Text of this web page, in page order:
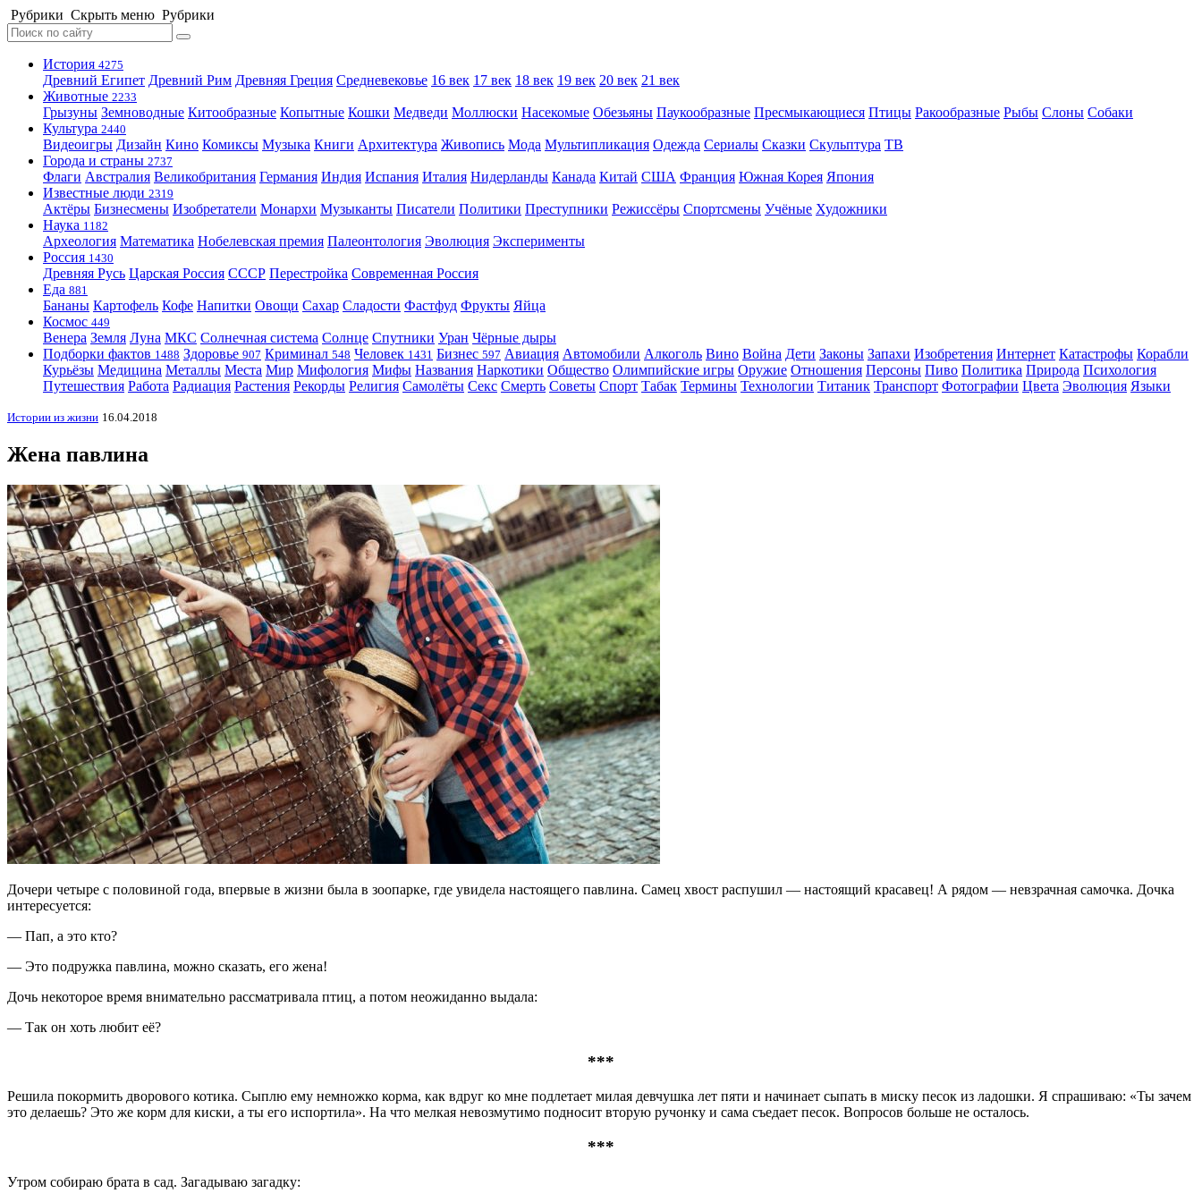
Рубрики Скрыть меню Рубрики
История 4275
Древний Египет Древний Рим Древняя Греция Средневековье 16 век 17 век 18 век 19 век 20 век 21 век
Животные 2233
Грызуны Земноводные Китообразные Копытные Кошки Медведи Моллюски Насекомые Обезьяны Паукообразные Пресмыкающиеся Птицы Ракообразные Рыбы Слоны Собаки
Культура 2440
Видеоигры Дизайн Кино Комиксы Музыка Книги Архитектура Живопись Мода Мультипликация Одежда Сериалы Сказки Скульптура ТВ
Города и страны 2737
Флаги Австралия Великобритания Германия Индия Испания Италия Нидерланды Канада Китай США Франция Южная Корея Япония
Известные люди 2319
Актёры Бизнесмены Изобретатели Монархи Музыканты Писатели Политики Преступники Режиссёры Спортсмены Учёные Художники
Наука 1182
Археология Математика Нобелевская премия Палеонтология Эволюция Эксперименты
Россия 1430
Древняя Русь Царская Россия СССР Перестройка Современная Россия
Еда 881
Бананы Картофель Кофе Напитки Овощи Сахар Сладости Фастфуд Фрукты Яйца
Космос 449
Венера Земля Луна МКС Солнечная система Солнце Спутники Уран Чёрные дыры
Подборки фактов 1488 Здоровье 907 Криминал 548 Человек 1431 Бизнес 597 Авиация Автомобили Алкоголь Вино Война Дети Законы Запахи Изобретения Интернет Катастрофы Корабли
Курьёзы Медицина Металлы Места Мир Мифология Мифы Названия Наркотики Общество Олимпийские игры Оружие Отношения Персоны Пиво Политика Природа Психология
Путешествия Работа Радиация Растения Рекорды Религия Самолёты Секс Смерть Советы Спорт Табак Термины Технологии Титаник Транспорт Фотографии Цвета Эволюция Языки
Истории из жизни 16.04.2018
Жена павлина
Дочери четыре с половиной года, впервые в жизни была в зоопарке, где увидела настоящего павлина. Самец хвост распушил — настоящий красавец! А рядом — невзрачная самочка. Дочка
интересуется:
— Пап, а это кто?
— Это подружка павлина, можно сказать, его жена!
Дочь некоторое время внимательно рассматривала птиц, а потом неожиданно выдала:
— Так он хоть любит её?
***
Решила покормить дворового котика. Сыплю ему немножко корма, как вдруг ко мне подлетает милая девчушка лет пяти и начинает сыпать в миску песок из ладошки. Я спрашиваю: «Ты зачем
это делаешь? Это же корм для киски, а ты его испортила». На что мелкая невозмутимо подносит вторую ручонку и сама съедает песок. Вопросов больше не осталось.
***
Утром собираю брата в сад. Загадываю загадку: